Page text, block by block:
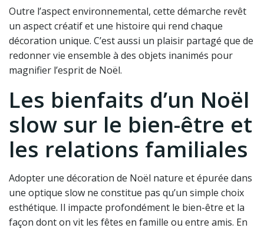
Outre l’aspect environnemental, cette démarche revêt
un aspect créatif et une histoire qui rend chaque
décoration unique. C’est aussi un plaisir partagé que de
redonner vie ensemble à des objets inanimés pour
magnifier l’esprit de Noël.
Les bienfaits d’un Noël
slow sur le bien-être et
les relations familiales
Adopter une décoration de Noël nature et épurée dans
une optique slow ne constitue pas qu’un simple choix
esthétique. Il impacte profondément le bien-être et la
façon dont on vit les fêtes en famille ou entre amis. En